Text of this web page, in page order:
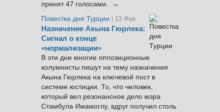
принят 47 голосами. →
Повестка дня Турции
| 13 Фев.
Назначение Акына Гюрлека:
Сигнал о конце
«нормализации»
В эти дни многие оппозиционные
колумнисты пишут на тему назначения
Акына Гюрлека на ключевой пост в
системе юстиции. То, что человек,
который вел резонансное дело мэра
Стамбула Имамоглу, вдруг получил столь